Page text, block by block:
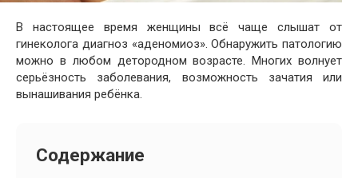
В настоящее время женщины всё чаще слышат от
гинеколога диагноз «аденомиоз». Обнаружить патологию
можно в любом детородном возрасте. Многих волнует
серьёзность заболевания, возможность зачатия или
вынашивания ребёнка.
Содержание